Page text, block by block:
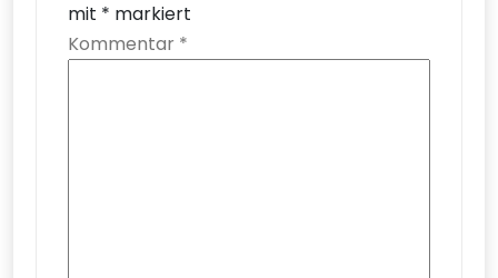
mit * markiert
Kommentar *